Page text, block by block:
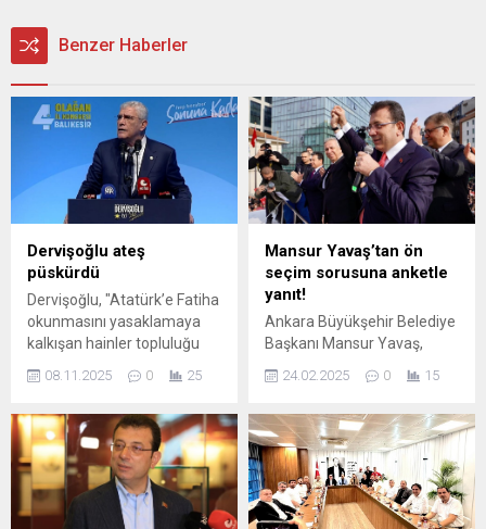
Benzer Haberler
Dervişoğlu ateş
püskürdü
Dervişoğlu, "Atatürk’e Fatiha
okunmasını yasaklamaya
kalkışan hainler topluluğu
var" dedi.
08.11.2025 0 25
Mansur Yavaş’tan ön
seçim sorusuna anketle
yanıt!
Ankara Büyükşehir Belediye
Başkanı Mansur Yavaş,
hakkında 6 soruşturma
başlatılan İstanbul
Başkanı Ekrem
İmamoğlu'na destek mesajı
verdi. Yavaş, ön seçime dair
de dikkat çeken
açıklamalarda bulundu.
24.02.2025 0 15